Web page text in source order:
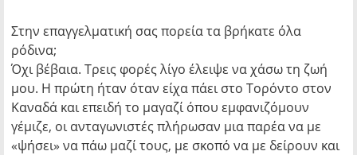
Στην επαγγελματική σας πορεία τα βρήκατε όλα
ρόδινα;
Όχι βέβαια. Τρεις φορές λίγο έλειψε να χάσω τη ζωή
μου. Η πρώτη ήταν όταν είχα πάει στο Τορόντο στον
Καναδά και επειδή το μαγαζί όπου εμφανιζόμουν
γέμιζε, οι ανταγωνιστές πλήρωσαν μια παρέα να με
«ψήσει» να πάω μαζί τους, με σκοπό να με δείρουν και